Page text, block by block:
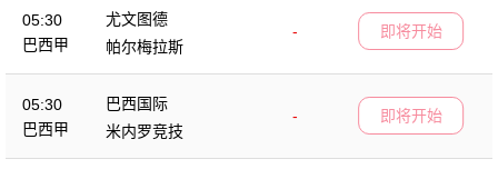
05:30
巴西甲
尤文图德
-
帕尔梅拉斯
即将开始
05:30
巴西甲
巴西国际
-
米内罗竞技
即将开始